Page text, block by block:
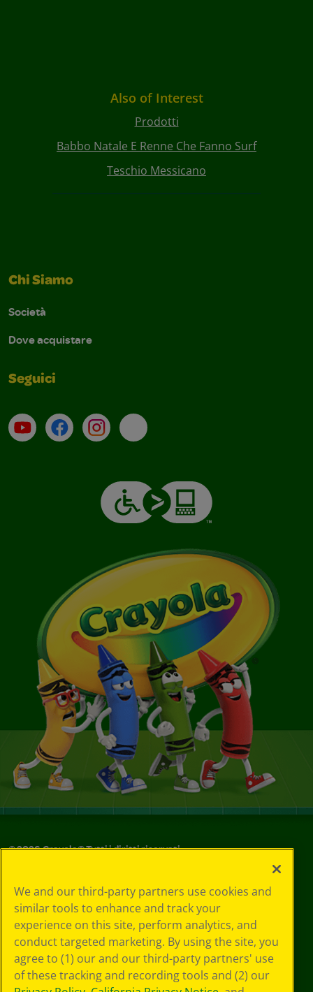
Also of Interest
Prodotti
Babbo Natale E Renne Che Fanno Surf
Teschio Messicano
Chi Siamo
Società
Dove acquistare
Seguici
Su YouTube
ContattiProfilo Instagram
Email
©2026Crayola® Tutti i diritti riservati.
in materia di
privacy
Informativa sulla
privacy
Termini SMS
GDPR
Informativa sulla
We and our third-party partners use cookies and
similar tools to enhance and track your
experience on this site, perform analytics, and
conduct targeted marketing. By using the site, you
agree to (1) our and our third-party partners' use
of these tracking and recording tools and (2) our